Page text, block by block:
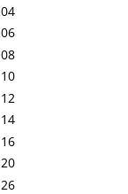
04
06
08
10
12
14
16
20
26